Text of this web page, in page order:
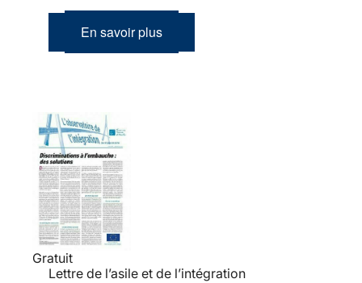
En savoir plus
Gratuit
Lettre de l’asile et de l’intégration